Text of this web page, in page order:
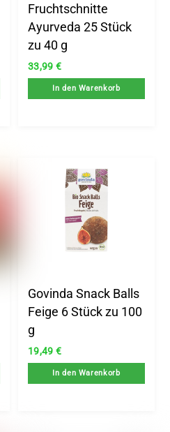
Fruchtschnitte
Ayurveda 25 Stück
zu 40 g
33,99 €
In den Warenkorb
Govinda Snack Balls
Feige 6 Stück zu 100
g
19,49 €
In den Warenkorb